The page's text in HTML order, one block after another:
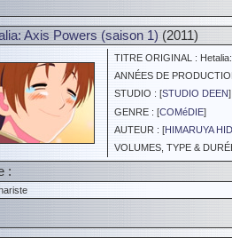
Axis Powers (saison 1) (2011)
TITRE ORIGINAL :
ANNÉES DE
STUDIO : [STUDIO DEEN]
GENRE : [COMéDIE]
AUTEUR : [HIMARUYA
VOLUMES, TYPE &
: